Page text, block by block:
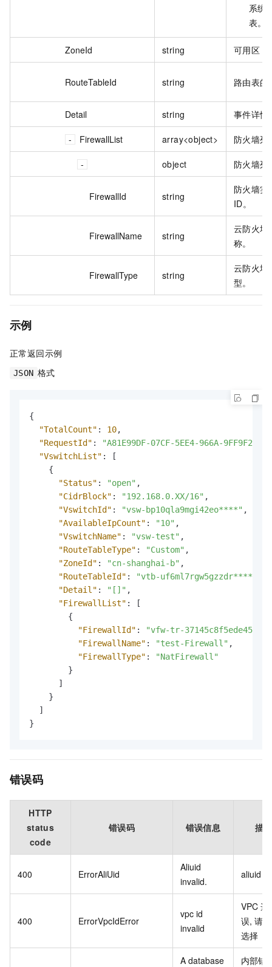
系统
表。
ZoneId string 可用区
RouteTableId string 路由表的
Detail string 事件详情
FirewallList array<object> 防火墙列
object 防火墙列
FirewallId string
防火墙实
ID。
FirewallName string
云防火墙
称。
FirewallType string
云防火墙
型。
示例
正常返回示例
JSON 格式
{
"TotalCount" : 10,
"RequestId" :
"A81E99DF-07CF-5EE4-966A-
"VswitchList" :
[
{
"Status" : "open" ,
"CidrBlock" : "192.168.0.XX/16" ,
"VswitchId" : "vsw-bp10qla9mgi42eo****" ,
"AvailableIpCount" : "10" ,
"VswitchName" : "vsw-test" ,
"RouteTableType" : "Custom" ,
"ZoneId" : "cn-shanghai-b" ,
"RouteTableId" : "vtb-uf6ml7rgw5gzzdr****"
"Detail" : "[]" ,
"FirewallList" :
[
{
"FirewallId" :
"vfw-tr-
"FirewallName" : "test-Firewall" ,
"FirewallType" :
"NatFirewall"
}
]
}
]
}
错误码
HTTP
status
code
错误码 错误信息 描述
400 ErrorAliUid
Aliuid
invalid.
aliuid
400 ErrorVpcIdError
vpc id
invalid
VPC 选
误, 请
选择
A database
内部错